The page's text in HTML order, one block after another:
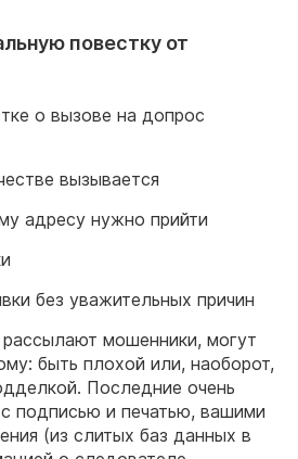
повестку от
о вызове на допрос
вызывается
адресу нужно прийти
без уважительных причин
мошенники, могут
быть плохой или, наоборот,
Последние очень
подписью и печатью, вашими
(из слитых баз данных в